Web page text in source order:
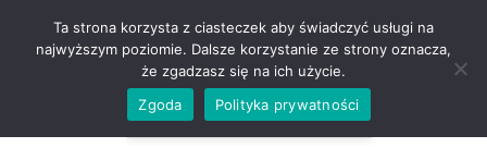
ZADZWOŃ TEL. 600 352 938
Ta strona korzysta z ciasteczek aby świadczyć usługi na
najwyższym poziomie. Dalsze korzystanie ze strony oznacza,
że zgadzasz się na ich użycie.
Zgoda
Polityka prywatności